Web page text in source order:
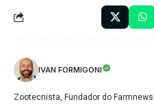
IVAN FORMIGONI
Zootecnista, Fundador do